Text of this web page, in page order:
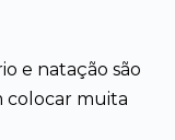
e natação são
colocar muita